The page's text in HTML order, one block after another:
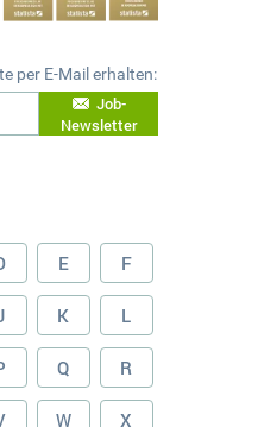
per E-Mail erhalten:
Job-
Newsletter
E F
K L
Q R
W X